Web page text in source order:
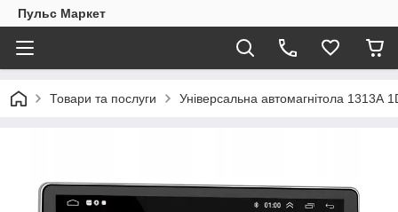
Пульс Маркет
Товари та послуги Універсальна автомагнітола